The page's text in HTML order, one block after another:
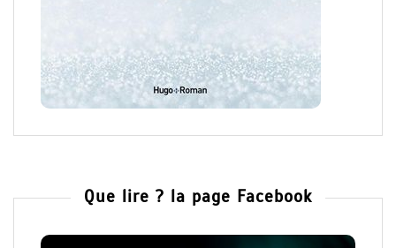
Que lire ? la page Facebook